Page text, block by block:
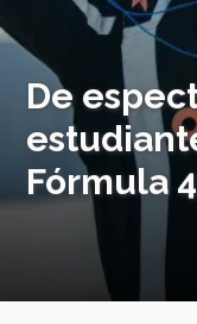
De
Fórmula 4